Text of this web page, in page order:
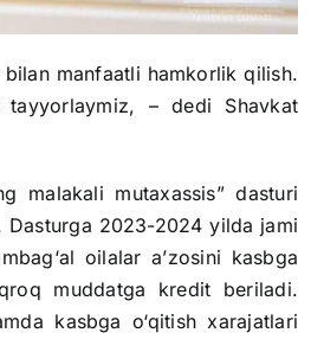
manfaatli hamkorlik qilish.
tayyorlaymiz, – dedi Shavkat
malakali mutaxassis” dasturi
Dasturga 2023-2024 yilda jami
oilalar a’zosini kasbga
muddatga kredit beriladi.
kasbga o‘qitish xarajatlari